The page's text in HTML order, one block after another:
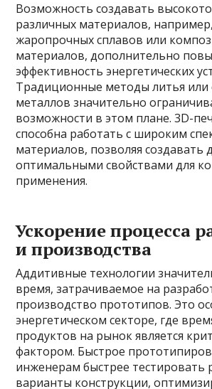
Возможность создавать
различных материалов,
жаропрочных сплавов или
материалов, дополнительно
эффективность энергетических
Традиционные методы литья или
металлов значительно
возможности в этом плане. 3D-
способна работать с широким
материалов, позволяя создавать
оптимальными свойствами для
применения.
Ускорение процесса
и производства
Аддитивные технологии
время, затрачиваемое на
производство прототипов. Это
энергетическом секторе, где
продуктов на рынок является
фактором. Быстрое
инженерам быстрее тестировать
варианты конструкции,